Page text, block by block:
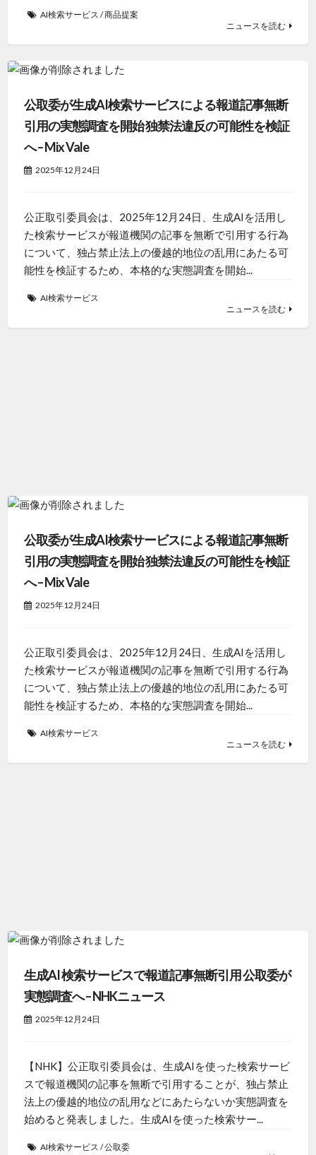
AI検索サービス /商品提案
ニュースを読む
公取委が生成AI検索サービスによる報道記事無断
引用の実態調査を開始 独禁法違反の可能性を検証
へ – Mix Vale
2025年12月24日
公正取引委員会は、2025年12月24日、生成AIを活用し
た検索サービスが報道機関の記事を無断で引用する行為
について、独占禁止法上の優越的地位の乱用にあたる可
能性を検証するため、本格的な実態調査を開始...
AI検索サービス
ニュースを読む
公取委が生成AI検索サービスによる報道記事無断
引用の実態調査を開始 独禁法違反の可能性を検証
へ – Mix Vale
2025年12月24日
公正取引委員会は、2025年12月24日、生成AIを活用し
た検索サービスが報道機関の記事を無断で引用する行為
について、独占禁止法上の優越的地位の乱用にあたる可
能性を検証するため、本格的な実態調査を開始...
AI検索サービス
ニュースを読む
生成AI 検索サービスで報道記事無断引用 公取委が
実態調査へ – NHKニュース
2025年12月24日
【NHK】公正取引委員会は、生成AIを使った検索サービ
スで報道機関の記事を無断で引用することが、独占禁止
法上の優越的地位の乱用などにあたらないか実態調査を
始めると発表しました。生成AIを使った検索サー...
AI検索サービス /公取委